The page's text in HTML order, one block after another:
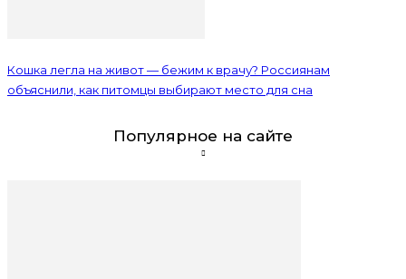
Кошка легла на живот — бежим к врачу? Россиянам
объяснили, как питомцы выбирают место для сна
Популярное на сайте